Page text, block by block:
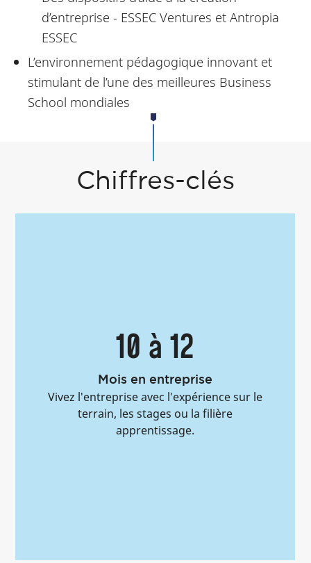
d’entreprise - ESSEC Ventures et Antropia
ESSEC
L’environnement pédagogique innovant et
stimulant de l’une des meilleures Business
School mondiales
Chiffres-clés
10 à 12
Mois en entreprise
Vivez l'entreprise avec l'expérience sur le
terrain, les stages ou la filière
apprentissage.